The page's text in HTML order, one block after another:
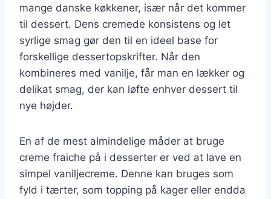
mange danske køkkener, især når det kommer
til dessert. Dens cremede konsistens og let
syrlige smag gør den til en ideel base for
forskellige dessertopskrifter. Når den
kombineres med vanilje, får man en lækker og
delikat smag, der kan løfte enhver dessert til
nye højder.
En af de mest almindelige måder at bruge
creme fraiche på i desserter er ved at lave en
simpel vaniljecreme. Denne kan bruges som
fyld i tærter, som topping på kager eller endda